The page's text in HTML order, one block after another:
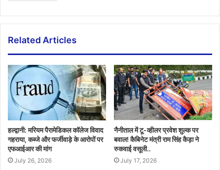
Related Articles
हल्द्वानी: मरियम पैरामेडिकल कॉलेज विवाद
गहराया, कब्जे और फर्जीवाड़े के आरोपों पर
एफआईआर की मांग
July 26, 2026
नैनीताल में टू-व्हीलर प्रवेश शुल्क पर
बवाल! कैबिनेट मंत्री राम सिंह कैड़ा ने
रुकवाई वसूली..
July 17, 2026